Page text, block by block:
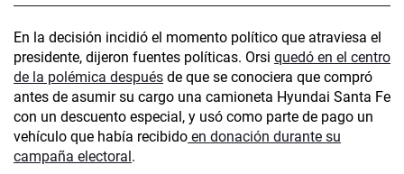
En la decisión incidió el momento político que atraviesa el
presidente, dijeron fuentes políticas. Orsi quedó en el centro
de la polémica después de que se conociera que compró
antes de asumir su cargo una camioneta Hyundai Santa Fe
con un descuento especial, y usó como parte de pago un
vehículo que había recibido en donación durante su
campaña electoral.